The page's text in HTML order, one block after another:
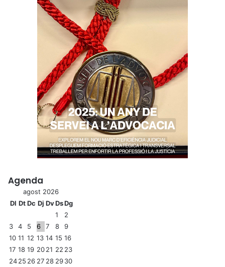
Agenda
agost 2026
Dl DtDc Dj DvDsDg
1
2
3
4 5 6 7 8
9
10 11 12 13 14 15 16
17 18 19 2021 22 23
2425 26 27 28 2930